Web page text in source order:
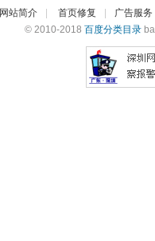
网站简介 首页修复
广告服务
© 2010-2018 百度分类目录